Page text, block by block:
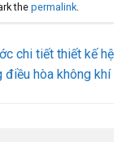
the permalink.
chi tiết thiết kế hệ
điều hòa không khí